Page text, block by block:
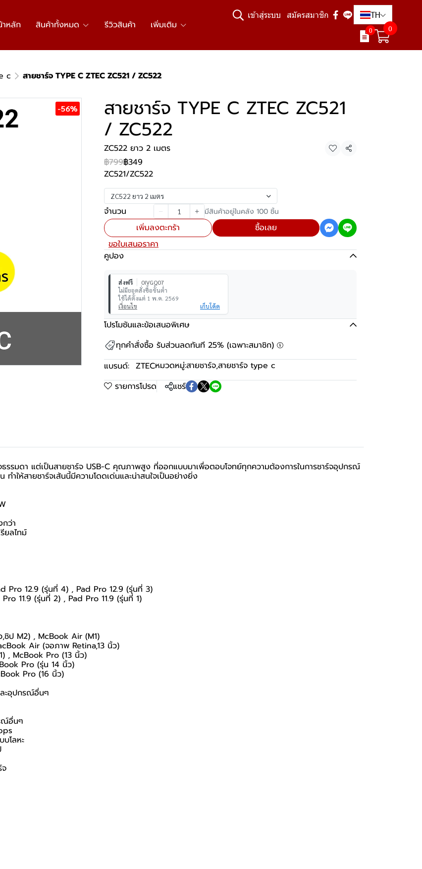
าหลัก สินค้าทั้งหมด รีวิวสินค้า เพิ่มเติม
เข้าสู่ระบบ สมัครสมาชิก TH
0 0
c สายชาร์จ TYPE C ZTEC ZC521 / ZC522
-56% สายชาร์จ TYPE C ZTEC ZC521
/ ZC522
ZC522 ยาว 2 เมตร
แชร์
฿799฿349
ZC521/ZC522
ZC522 ยาว 2 เมตร
จำนวน มีสินค้าอยู่ในคลัง 100 ชิ้น
เพิ่มลงตะกร้า
ซื้อเลย
ขอใบเสนอราคา
คูปอง
ส่งฟรี
0IVGQ07
ไม่มียอดสั่งซื้อขั้นต่ำ
ใช้ได้ตั้งแต่ 1 พ.ค. 2569
เงื่อนไข
เก็บโค้ด
โปรโมชันและข้อเสนอพิเศษ
ทุกคำสั่งซื้อ รับส่วนลดทันที 25% (เฉพาะสมาชิก)
แบรนด์: ZTECหมวดหมู่:สายชาร์จ,สายชาร์จ type c
รายการโปรด
แชร์
ธรรมดา แต่เป็นสายชาร์จ USB-C คุณภาพสูง ที่ออกแบบมาเพื่อตอบโจทย์ทุกความต้องการในการชาร์จอุปกรณ์
ให้สายชาร์จเส้นนี้มีความโดดเด่นและน่าสนใจเป็นอย่างยิ่ง
ว่า
ยลไทม์
Pro 12.9 (รุ่นที่ 4) , Pad Pro 12.9 (รุ่นที่ 3)
11.9 (รุ่นที่ 2) , Pad Pro 11.9 (รุ่นที่ 1)
ป M2) , McBook Air (M1)
Air (จอภาพ Retina,13 นิ้ว)
, McBook Pro (13 นิ้ว)
Pro (รุ่น 14 นิ้ว)
Pro (16 นิ้ว)
ะอุปกรณ์อื่นๆ
ณ์อื่นๆ
โลหะ
จ